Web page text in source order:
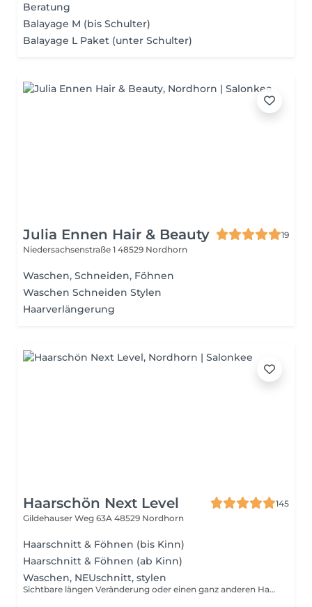
Beratung
Balayage M (bis Schulter)
Balayage L Paket (unter Schulter)
Julia Ennen Hair & Beauty
19
Niedersachsenstraße 1 48529 Nordhorn
Waschen, Schneiden, Föhnen
Waschen Schneiden Stylen
Haarverlängerung
Haarschön Next Level
145
Gildehauser Weg 63A 48529 Nordhorn
Haarschnitt & Föhnen (bis Kinn)
Haarschnitt & Föhnen (ab Kinn)
Waschen, NEUschnitt, stylen
Sichtbare längen Veränderung oder einen ganz anderen Haarschnitt wobei z.b. ganz neu ein Stufenschnitt geschnitten wird. Deine Haare werden gewaschen, geschnitten und passend zum neuen Haarschnitt gestylt oder gefönt.